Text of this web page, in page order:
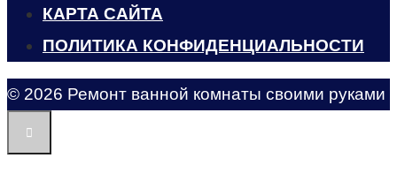
КАРТА САЙТА
ПОЛИТИКА КОНФИДЕНЦИАЛЬНОСТИ
© 2026 Ремонт ванной комнаты своими руками